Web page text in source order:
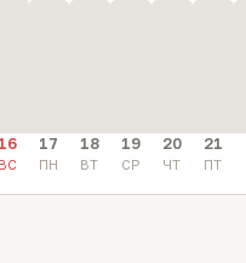
16
ВС
17
ПН
18
ВТ
19
СР
20
ЧТ
21
ПТ